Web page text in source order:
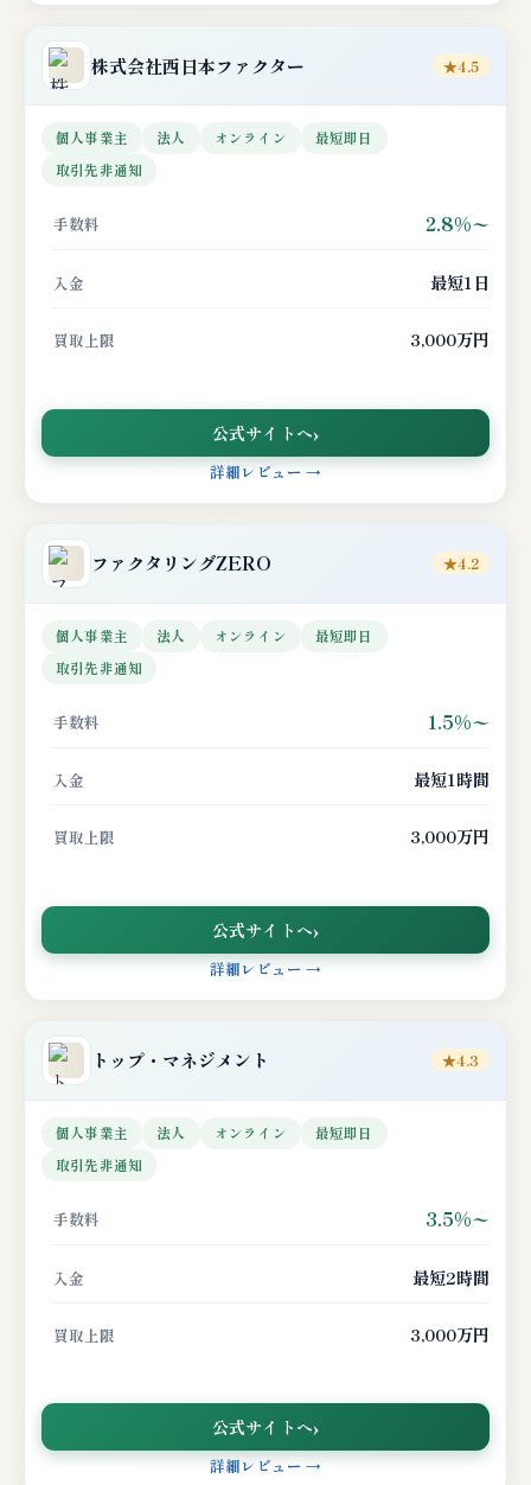
株式会社西日本ファクター ★4.5
個人事業主 法人 オンライン
最短即日
取引先非通知
手数料 2.8%〜
入金 最短1日
買取上限 3,000万円
公式サイトへ
詳細レビュー →
ファクタリングZERO ★4.2
個人事業主 法人 オンライン
最短即日
取引先非通知
手数料 1.5%〜
入金 最短1時間
買取上限 3,000万円
公式サイトへ
詳細レビュー →
トップ・マネジメント ★4.3
個人事業主 法人 オンライン
最短即日
取引先非通知
手数料 3.5%〜
入金 最短2時間
買取上限 3,000万円
公式サイトへ
詳細レビュー →